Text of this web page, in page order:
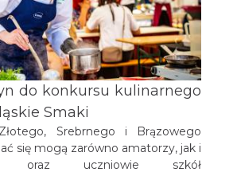
do konkursu kulinarnego
Smaki
Srebrnego i Brązowego
się mogą zarówno amatorzy, jak i
oraz uczniowie szkół